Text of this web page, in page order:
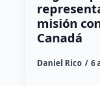
misión
Canadá
Daniel Rico 6